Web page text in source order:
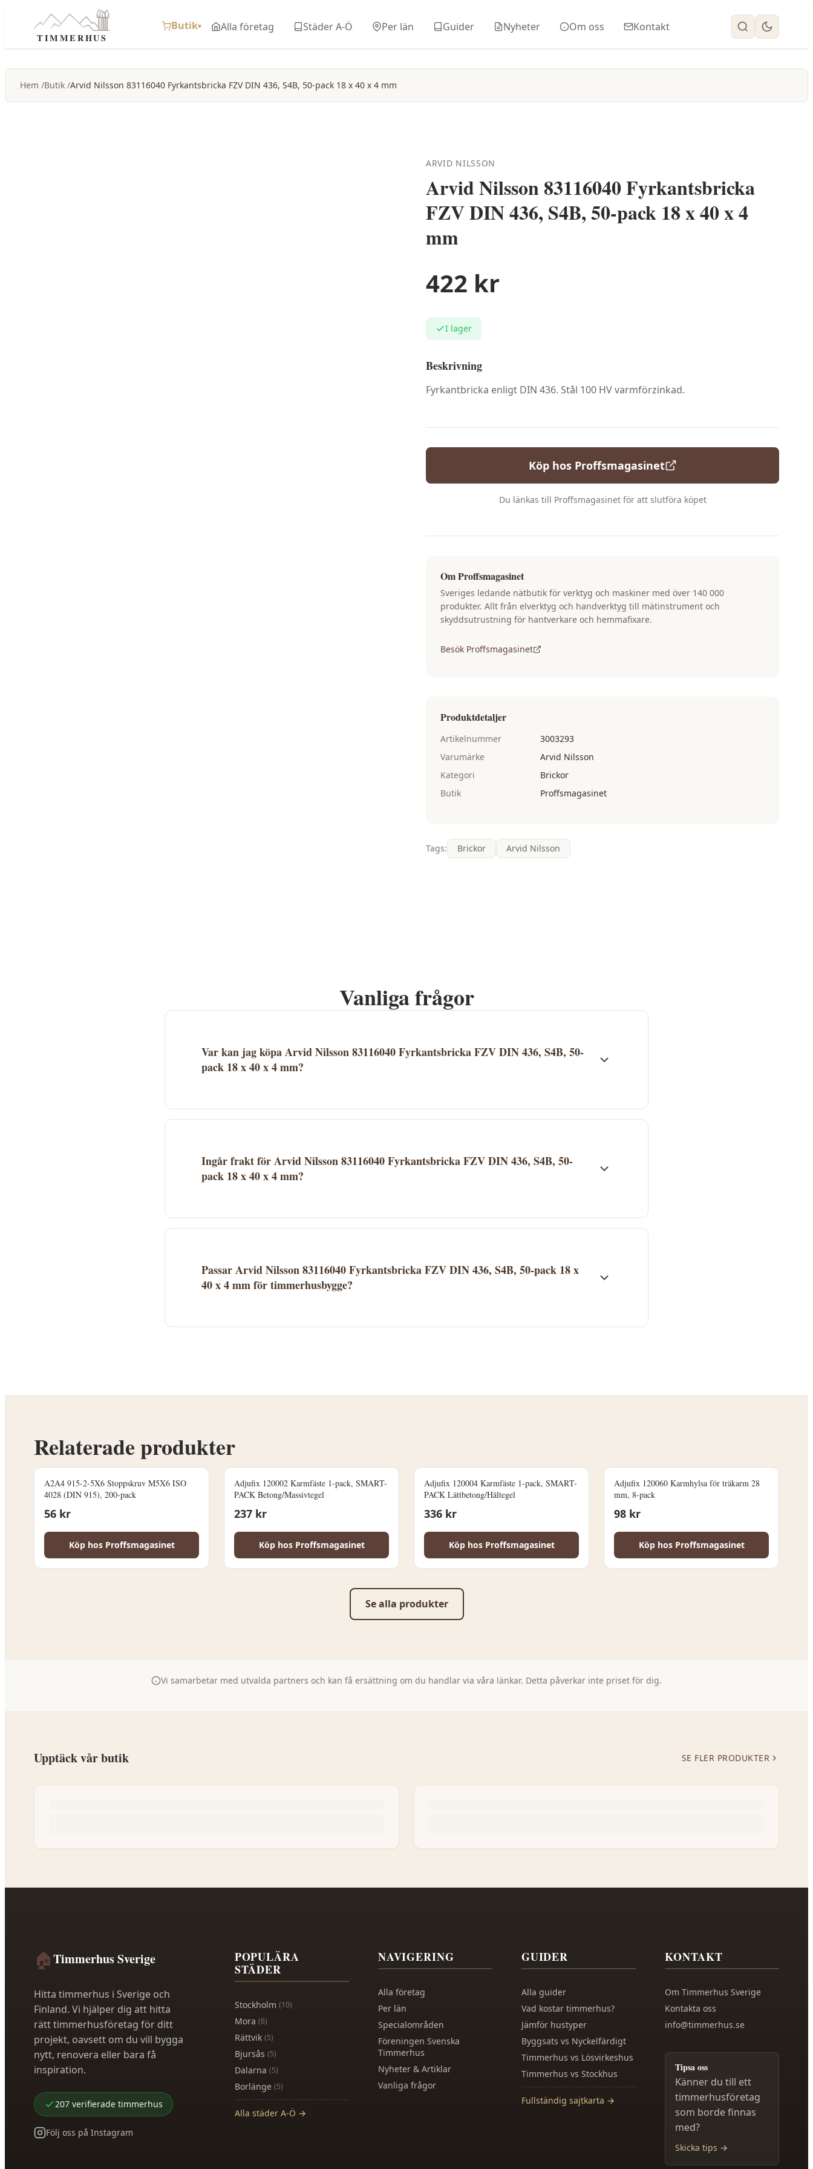
TIMMERHUS
Butik▾ Alla företag Städer A-Ö Per län Guider Nyheter Om oss Kontakt
Hem Butik Arvid Nilsson 83116040 Fyrkantsbricka FZV DIN 436, S4B, 50-pack 18 x 40 x 4 mm
ARVID NILSSON
Arvid Nilsson 83116040 Fyrkantsbricka
FZV DIN 436, S4B, 50-pack 18 x 40 x 4
mm
422 kr
I lager
Beskrivning
Fyrkantbricka enligt DIN 436. Stål 100 HV varmförzinkad.
Köp hos Proffsmagasinet
Du länkas till Proffsmagasinetför att slutföra köpet
OmProffsmagasinet
Sveriges ledande nätbutik för verktyg och maskiner med över 140 000
produkter. Allt från elverktyg och handverktyg till mätinstrument och
skyddsutrustning för hantverkare och hemmafixare.
Besök Proffsmagasinet
Produktdetaljer
Artikelnummer
3003293
Varumärke
Arvid Nilsson
Kategori
Brickor
Butik
Proffsmagasinet
Tags: Brickor Arvid Nilsson
Vanliga frågor
Var kan jag köpa Arvid Nilsson 83116040 Fyrkantsbricka FZV DIN 436, S4B, 50-
pack 18 x 40 x 4 mm?
Proffsmagasinet. Klicka på "Köp" för att gå direkt till butiken och genomföra köpet. Aktuellt pris
Ingår frakt för Arvid Nilsson 83116040 Fyrkantsbricka FZV DIN 436, S4B, 50-
pack 18 x 40 x 4 mm?
webbplats. Många leverantörer erbjuder fri frakt över ett visst belopp.
Passar Arvid Nilsson 83116040 Fyrkantsbricka FZV DIN 436, S4B, 50-pack 18 x
40 x 4 mm för timmerhusbygge?
Relaterade produkter
A2A4 915-2-5X6 Stoppskruv M5X6 ISO
4028 (DIN 915), 200-pack
56 kr
Köp hos Proffsmagasinet
Adjufix 120002 Karmfäste 1-pack, SMART-
PACK Betong/Massivtegel
237 kr
Köp hos Proffsmagasinet
Adjufix 120004 Karmfäste 1-pack, SMART-
PACK Lättbetong/Håltegel
336 kr
Köp hos Proffsmagasinet
Adjufix 120060 Karmhylsa för träkarm 28
mm, 8-pack
98 kr
Köp hos Proffsmagasinet
Se alla produkter
Vi samarbetar med utvalda partners och kan få ersättning om du handlar via våra länkar. Detta påverkar inte priset för dig.
Upptäck vår butik SE FLER PRODUKTER
🏠Timmerhus Sverige
Hitta timmerhus i Sverige och
Finland. Vi hjälper dig att hitta
rätt timmerhusföretag för ditt
projekt, oavsett om du vill bygga
nytt, renovera eller bara få
inspiration.
207 verifierade timmerhus
Följ oss på Instagram
POPULÄRA
STÄDER
Stockholm (10)
Mora (6)
Rättvik (5)
Bjursås (5)
Dalarna (5)
Borlänge (5)
Alla städer A-Ö →
NAVIGERING
Alla företag
Per län
Specialområden
Föreningen Svenska
Timmerhus
Nyheter & Artiklar
Vanliga frågor
GUIDER
Alla guider
Vad kostar timmerhus?
Jämför hustyper
Byggsats vs Nyckelfärdigt
Timmerhus vs Lösvirkeshus
Timmerhus vs Stockhus
Fullständig sajtkarta →
KONTAKT
Om Timmerhus Sverige
Kontakta oss
info@timmerhus.se
Tipsa oss
Känner du till ett
timmerhusföretag
som borde finnas
med?
Skicka tips →